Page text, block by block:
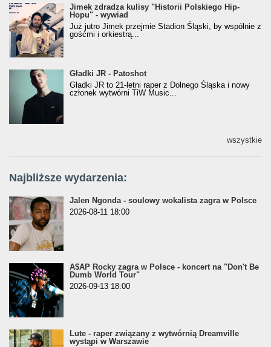
Jimek zdradza kulisy "Historii Polskiego Hip-
Hopu" - wywiad
Jimek zdradza kulisy "Historii Polskiego Hip-
Hopu" - wywiad
Już jutro Jimek przejmie Stadion Śląski, by wspólnie z
gośćmi i orkiestrą...
Gładki JR - Patoshot
Gładki JR - Patoshot
Gładki JR to 21-letni raper z Dolnego Śląska i nowy
członek wytwórni TiW Music...
wszystkie
Najbliższe wydarzenia:
Jalen Ngonda - soulowy wokalista zagra w Polsce
2026-08-11 18:00
A$AP Rocky zagra w Polsce - koncert na "Don't Be
Dumb World Tour"
2026-09-13 18:00
Lute - raper związany z wytwórnią Dreamville
wystąpi w Warszawie